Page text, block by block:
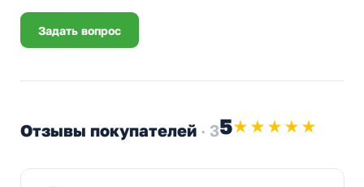
Задать вопрос
Отзывы покупателей · 35★★★★★